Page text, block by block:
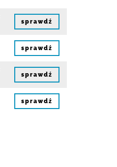
sprawdź
sprawdź
sprawdź
sprawdź